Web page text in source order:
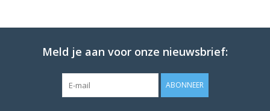
Meld je aan voor onze nieuwsbrief:
ABONNEER